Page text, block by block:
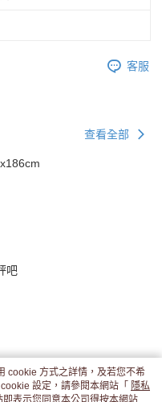
客服
查看全部
吧
cookie 方式之詳情，及若您不希
設定，請參閱本網站「 隱私
表示您同意本公司得按本網站使